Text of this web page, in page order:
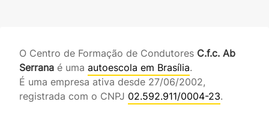
O Centro de Formação de Condutores C.f.c. Ab
Serrana é uma autoescola em Brasília.
É uma empresa ativa desde 27/06/2002,
registrada com o CNPJ 02.592.911/0004-23.